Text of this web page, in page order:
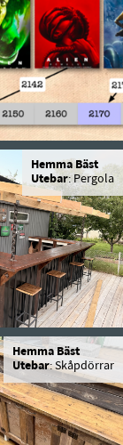
Hemma Bäst
Utebar: Pergola
Hemma Bäst
Utebar: Skåpdörrar